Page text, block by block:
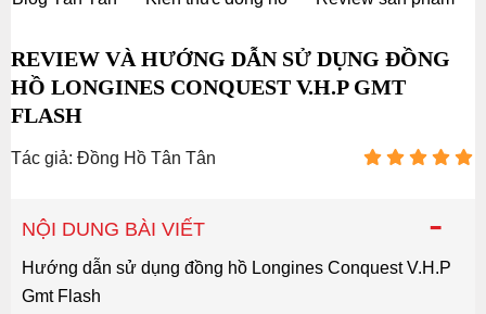
REVIEW VÀ HƯỚNG DẪN SỬ DỤNG ĐỒNG
HỒ LONGINES CONQUEST V.H.P GMT
FLASH
Tác giả: Đồng Hồ Tân Tân
-
NỘI DUNG BÀI VIẾT
Hướng dẫn sử dụng đồng hồ Longines Conquest V.H.P
Gmt Flash